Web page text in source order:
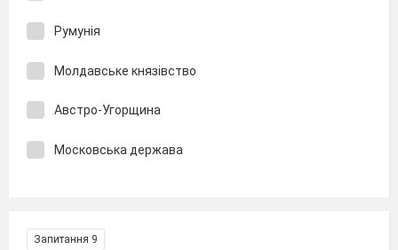
Румунія
Молдавське князівство
Австро-Угорщина
Московська держава
Запитання 9